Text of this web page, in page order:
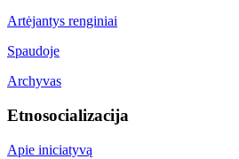
Artėjantys renginiai
Spaudoje
Archyvas
Etnosocializacija
Apie iniciatyvą